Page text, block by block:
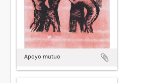
Apoyo mutuo